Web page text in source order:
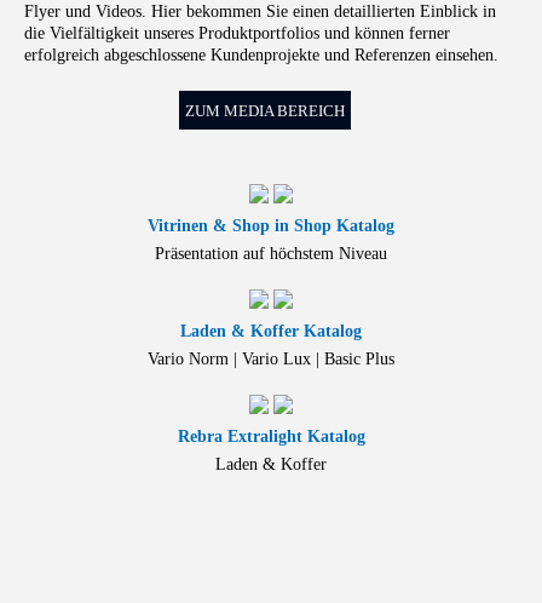
Flyer und Videos. Hier bekommen Sie einen detaillierten Einblick in
die Vielfältigkeit unseres Produktportfolios und können ferner
erfolgreich abgeschlossene Kundenprojekte und Referenzen einsehen.
ZUM MEDIA BEREICH
Vitrinen & Shop in Shop Katalog
Präsentation auf höchstem Niveau
Laden & Koffer Katalog
Vario Norm | Vario Lux | Basic Plus
Rebra Extralight Katalog
Laden & Koffer